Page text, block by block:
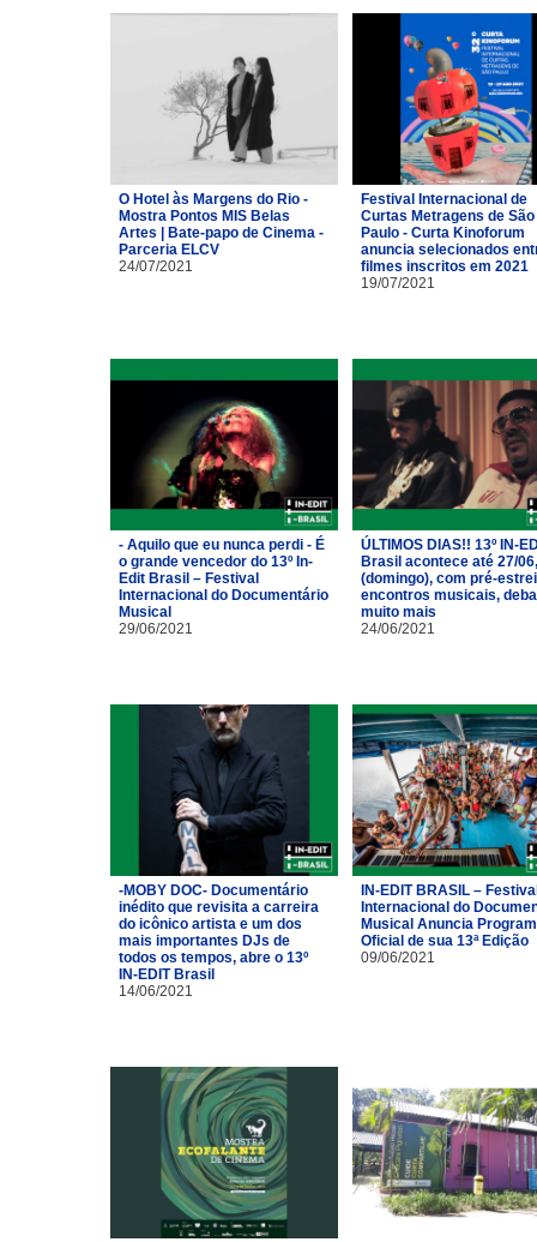
O Hotel às Margens do Rio -
Mostra Pontos MIS Belas
Artes | Bate-papo de Cinema -
Parceria ELCV
24/07/2021
Festival Internacional de
Curtas Metragens de São
Paulo - Curta Kinoforum
anuncia selecionados
filmes inscritos em 2021
19/07/2021
- Aquilo que eu nunca perdi - É
o grande vencedor do 13º In-
Edit Brasil – Festival
Internacional do Documentário
Musical
29/06/2021
ÚLTIMOS DIAS!! 13º IN-
Brasil acontece até 27/06,
(domingo), com pré-
encontros musicais,
muito mais
24/06/2021
-MOBY DOC- Documentário
inédito que revisita a carreira
do icônico artista e um dos
mais importantes DJs de
todos os tempos, abre o 13º
IN-EDIT Brasil
14/06/2021
IN-EDIT BRASIL –
Internacional do
Musical Anuncia
Oficial de sua 13ª Edição
09/06/2021